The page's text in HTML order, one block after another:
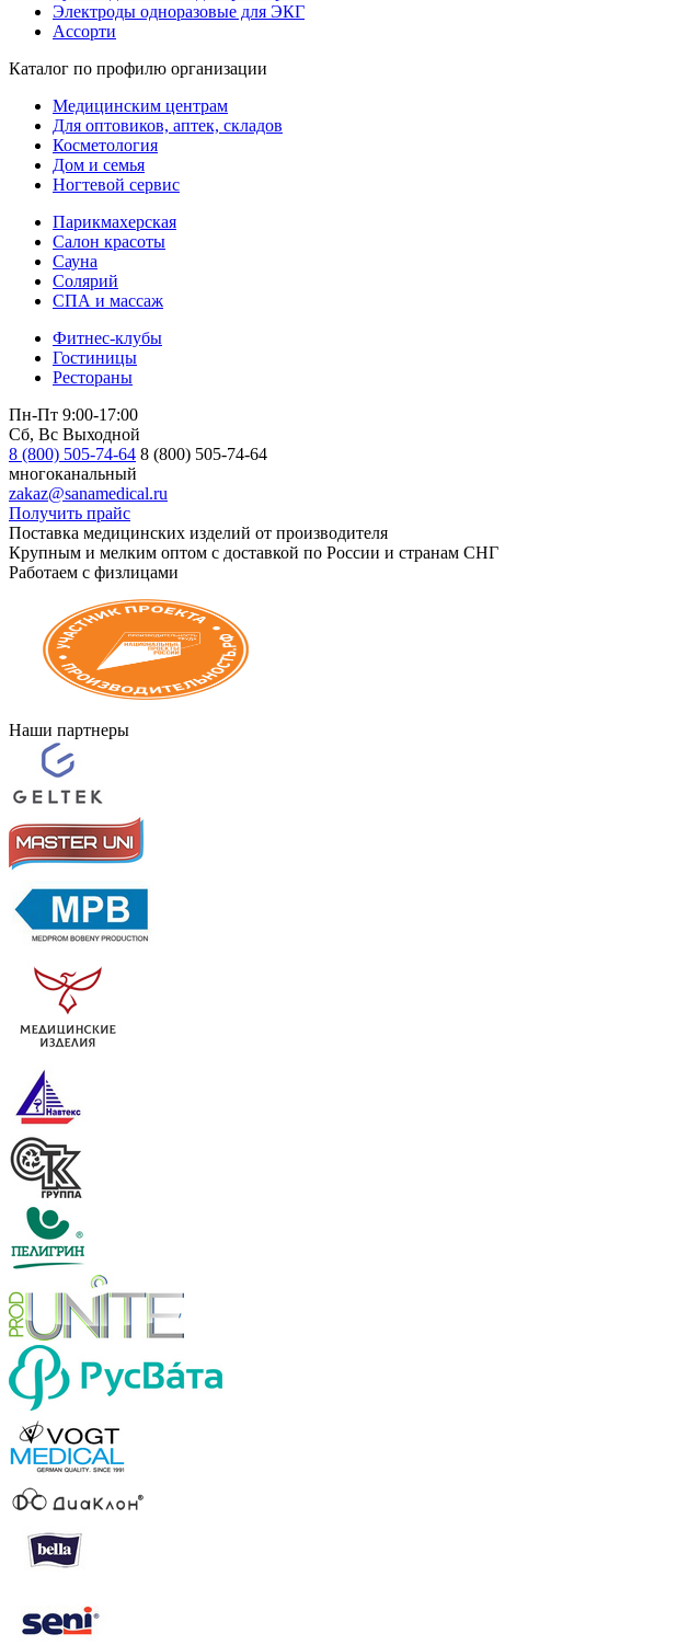
Электроды одноразовые для ЭКГ
Ассорти
Каталог по профилю организации
Медицинским центрам
Для оптовиков, аптек, складов
Косметология
Дом и семья
Ногтевой сервис
Парикмахерская
Салон красоты
Сауна
Солярий
СПА и массаж
Фитнес-клубы
Гостиницы
Рестораны
Пн-Пт 9:00-17:00
Сб, Вс Выходной
8 (800) 505-74-64 8 (800) 505-74-64
многоканальный
zakaz@sanamedical.ru
Получить прайс
Поставка медицинских изделий от производителя
Крупным и мелким оптом с доставкой по России и странам СНГ
Работаем с физлицами
Наши партнеры